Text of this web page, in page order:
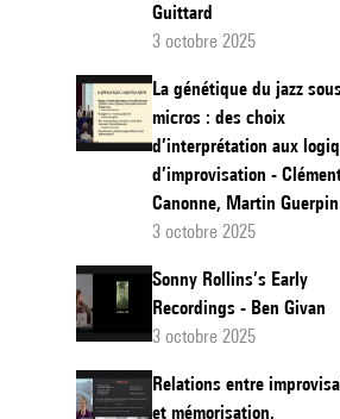
Guittard
3 octobre 2025
La génétique du jazz
micros : des choix
d’interprétation aux
d’improvisation -
Canonne, Martin Guerpin
3 octobre 2025
Sonny Rollins’s Early
Recordings - Ben Givan
3 octobre 2025
Relations entre
et mémorisation,